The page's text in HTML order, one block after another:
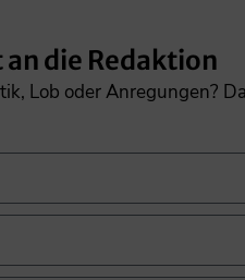
die Redaktion
Lob oder Anregungen?